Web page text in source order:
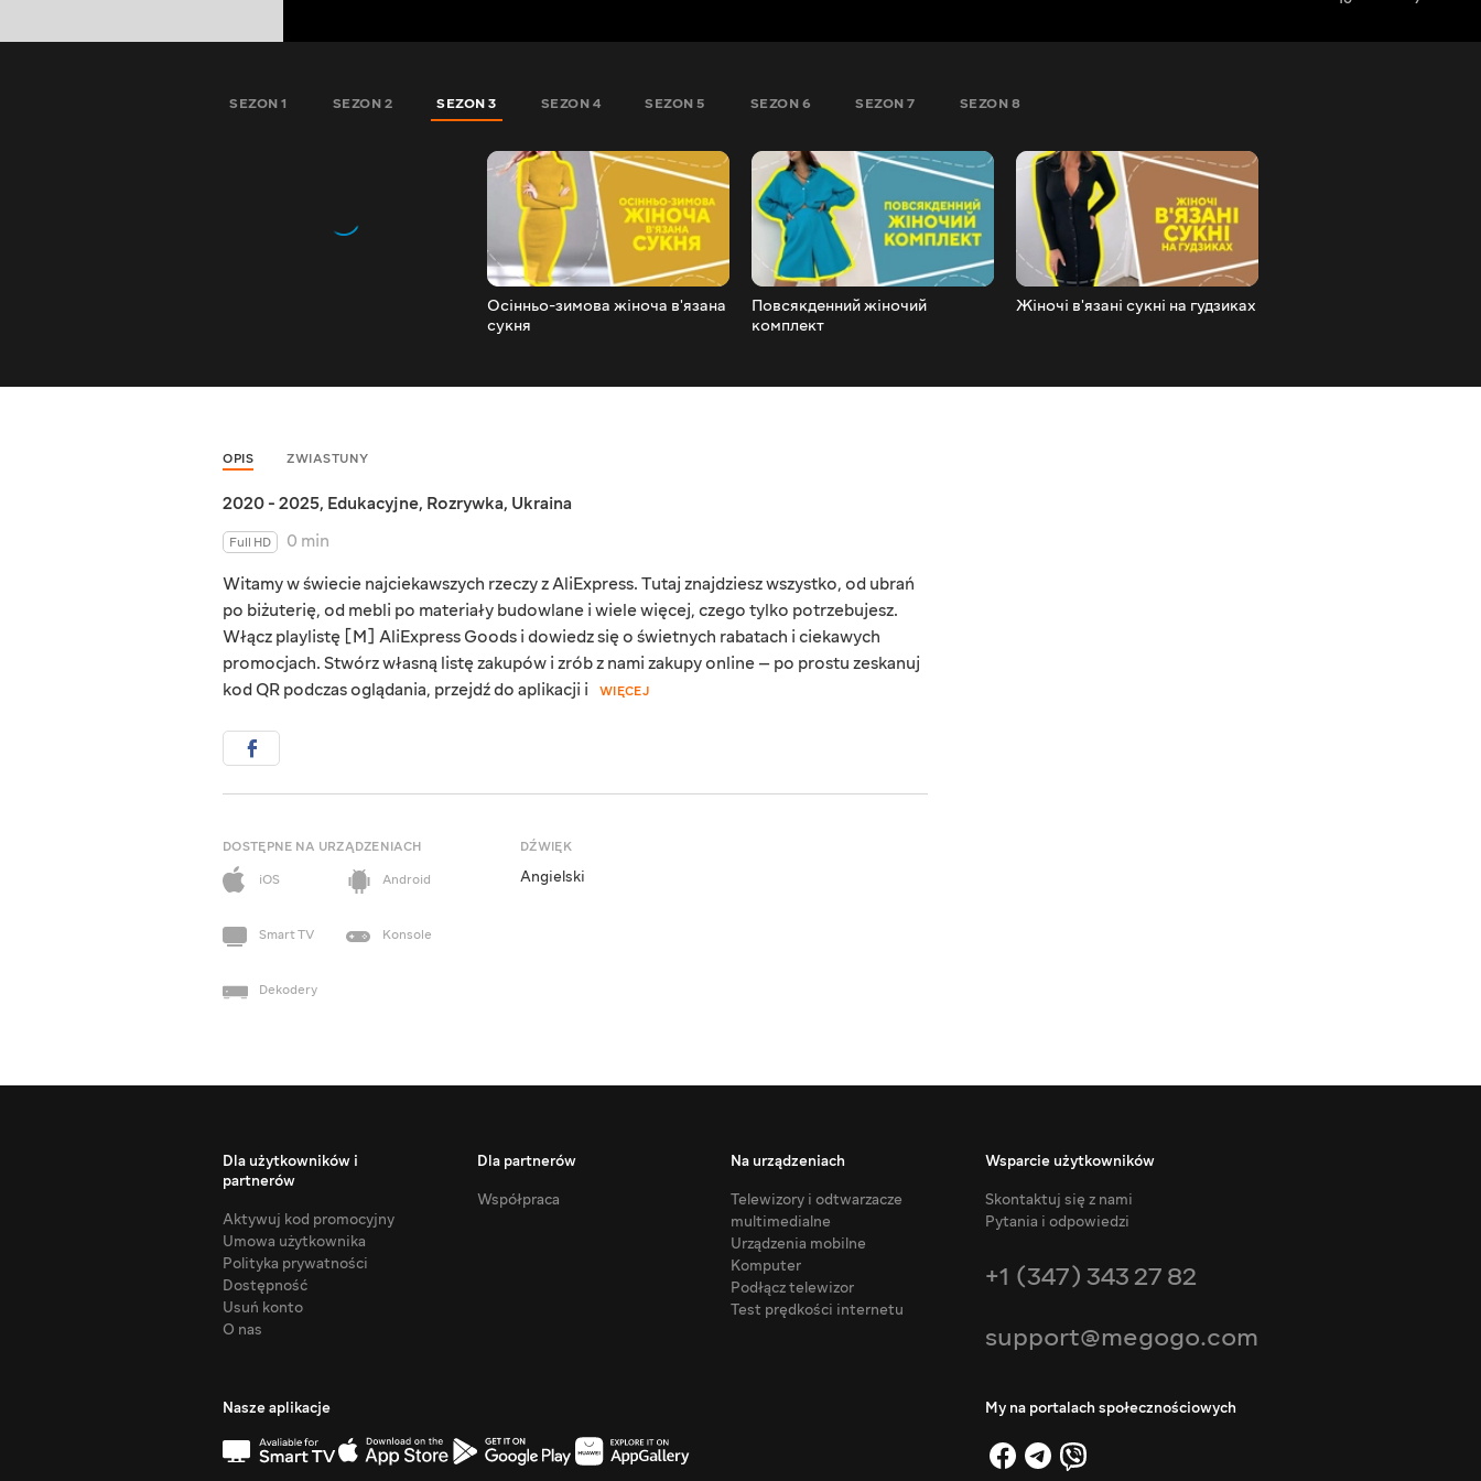
SEZON 1 SEZON 2 SEZON 3 SEZON 4 SEZON 5 SEZON 6 SEZON 7 SEZON 8
Осінньо-зимова жіноча в'язана
сукня
Повсякденний жіночий
комплект
Жіночі в'язані сукні на гудзиках
OPIS ZWIASTUNY
2020 - 2025, Edukacyjne, Rozrywka, Ukraina
Full HD
0 min
Witamy w świecie najciekawszych rzeczy z AliExpress. Tutaj znajdziesz wszystko, od ubrań
po biżuterię, od mebli po materiały budowlane i wiele więcej, czego tylko potrzebujesz.
Włącz playlistę [M] AliExpress Goods i dowiedz się o świetnych rabatach i ciekawych
promocjach. Stwórz własną listę zakupów i zrób z nami zakupy online — po prostu zeskanuj
kod QR podczas oglądania, przejdź do aplikacji i
WIĘCEJ
DOSTĘPNE NA URZĄDZENIACH
iOS
Android
Smart TV Konsole
Dekodery
DŹWIĘK
Angielski
Dla użytkowników i
partnerów
Aktywuj kod promocyjny
Umowa użytkownika
Polityka prywatności
Dostępność
Usuń konto
O nas
Dla partnerów
Współpraca
Na urządzeniach
Telewizory i odtwarzacze
multimedialne
Urządzenia mobilne
Komputer
Podłącz telewizor
Test prędkości internetu
Wsparcie użytkowników
Skontaktuj się z nami
Pytania i odpowiedzi
+1 (347) 343 27 82
support@megogo.com
Nasze aplikacje My na portalach społecznościowych